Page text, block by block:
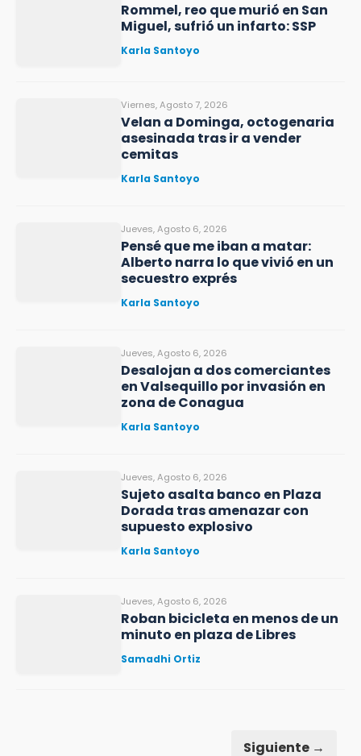
Rommel, reo que murió en San
Miguel, sufrió un infarto: SSP
Karla Santoyo
Viernes, Agosto 7, 2026
Velan a Dominga, octogenaria
asesinada tras ir a vender
cemitas
Karla Santoyo
Jueves, Agosto 6, 2026
Pensé que me iban a matar:
Alberto narra lo que vivió en un
secuestro exprés
Karla Santoyo
Jueves, Agosto 6, 2026
Desalojan a dos comerciantes
en Valsequillo por invasión en
zona de Conagua
Karla Santoyo
Jueves, Agosto 6, 2026
Sujeto asalta banco en Plaza
Dorada tras amenazar con
supuesto explosivo
Karla Santoyo
Jueves, Agosto 6, 2026
Roban bicicleta en menos de un
minuto en plaza de Libres
Samadhi Ortiz
Siguiente →